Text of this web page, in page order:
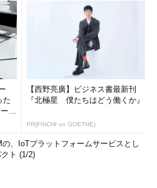
た
ル
【西野亮廣】ビジネス書最新刊
『北極星 僕たちはどう働くか』
PR(FINCHI on GOETHE)
の、IoTプラットフォームサービスとし
ト (1/2)